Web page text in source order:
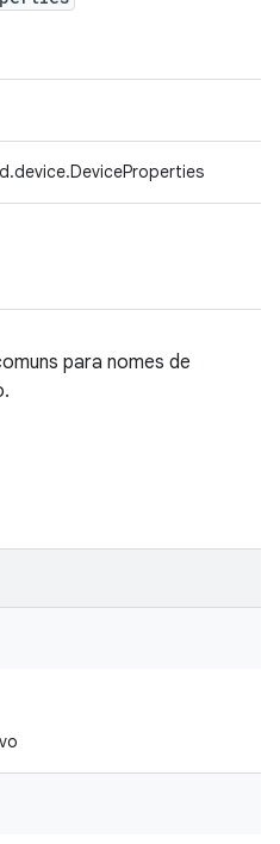
para nomes de